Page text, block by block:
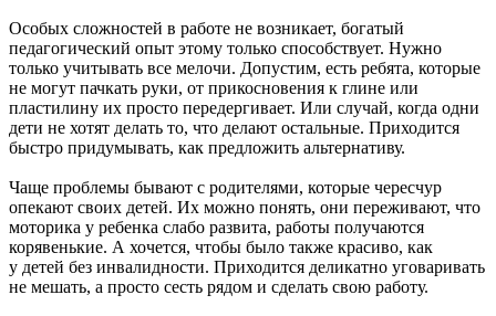
Особых сложностей в работе не возникает, богатый
педагогический опыт этому только способствует. Нужно
только учитывать все мелочи. Допустим, есть ребята, которые
не могут пачкать руки, от прикосновения к глине или
пластилину их просто передергивает. Или случай, когда одни
дети не хотят делать то, что делают остальные. Приходится
быстро придумывать, как предложить альтернативу.
Чаще проблемы бывают с родителями, которые чересчур
опекают своих детей. Их можно понять, они переживают, что
моторика у ребенка слабо развита, работы получаются
корявенькие. А хочется, чтобы было также красиво, как
у детей без инвалидности. Приходится деликатно уговаривать
не мешать, а просто сесть рядом и сделать свою работу.